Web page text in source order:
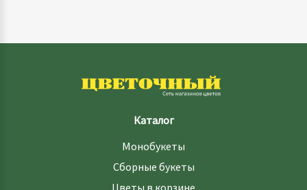
Каталог
Монобукеты
Сборные букеты
Цветы в корзине